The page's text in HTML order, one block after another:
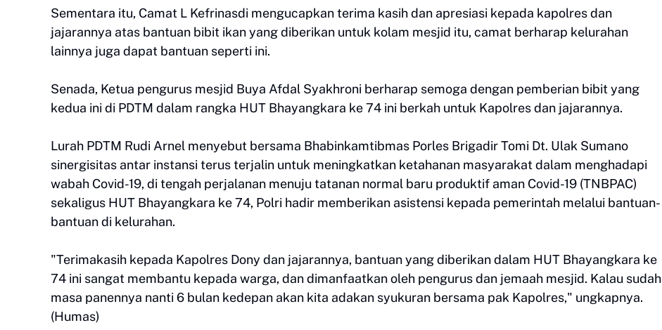
Sementara itu, Camat L Kefrinasdi mengucapkan terima kasih dan apresiasi kepada kapolres dan
jajarannya atas bantuan bibit ikan yang diberikan untuk kolam mesjid itu, camat berharap kelurahan
lainnya juga dapat bantuan seperti ini.
Senada, Ketua pengurus mesjid Buya Afdal Syakhroni berharap semoga dengan pemberian bibit yang
kedua ini di PDTM dalam rangka HUT Bhayangkara ke 74 ini berkah untuk Kapolres dan jajarannya.
Lurah PDTM Rudi Arnel menyebut bersama Bhabinkamtibmas Porles Brigadir Tomi Dt. Ulak Sumano
sinergisitas antar instansi terus terjalin untuk meningkatkan ketahanan masyarakat dalam menghadapi
wabah Covid-19, di tengah perjalanan menuju tatanan normal baru produktif aman Covid-19 (TNBPAC)
sekaligus HUT Bhayangkara ke 74, Polri hadir memberikan asistensi kepada pemerintah melalui bantuan-
bantuan di kelurahan.
"Terimakasih kepada Kapolres Dony dan jajarannya, bantuan yang diberikan dalam HUT Bhayangkara ke
74 ini sangat membantu kepada warga, dan dimanfaatkan oleh pengurus dan jemaah mesjid. Kalau sudah
masa panennya nanti 6 bulan kedepan akan kita adakan syukuran bersama pak Kapolres," ungkapnya.
(Humas)